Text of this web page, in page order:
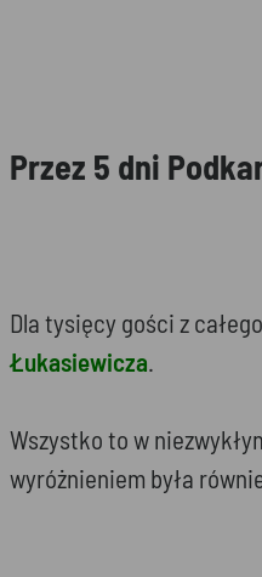
Przez 5 dni
Dla tysięcy gości z
Łukasiewicza
Wszystko to w
wyróżnieniem była